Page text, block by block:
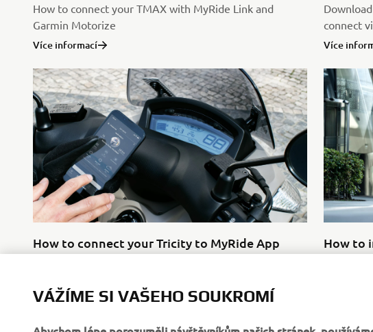
How to connect your TMAX with MyRide Link and
Garmin Motorize
Více informací
connect
Více
How to connect your Tricity to MyRide App
Více informací
How to
VÁŽÍME SI VAŠEHO SOUKROMÍ
Abychom lépe porozuměli návštěvníkům našich stránek,